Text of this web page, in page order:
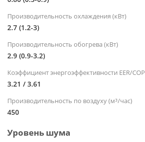
Производительность охлаждения (кВт)
2.7 (1.2-3)
Производительность обогрева (кВт)
2.9 (0.9-3.2)
Коэффициент энергоэффективности EER/COP
3.21 / 3.61
Производительность по воздуху (м³/час)
450
Уровень шума